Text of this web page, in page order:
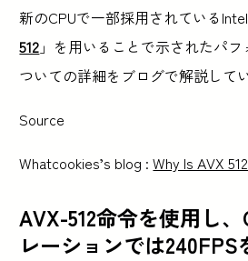
新のCPUで一部採用されている
512 」を用いることで示されたパ
ついての詳細をブログで解説してい
Source
Whatcookies’s blog :Why Is AVX
AVX-512命令を使用し、
レーションでは240FPS